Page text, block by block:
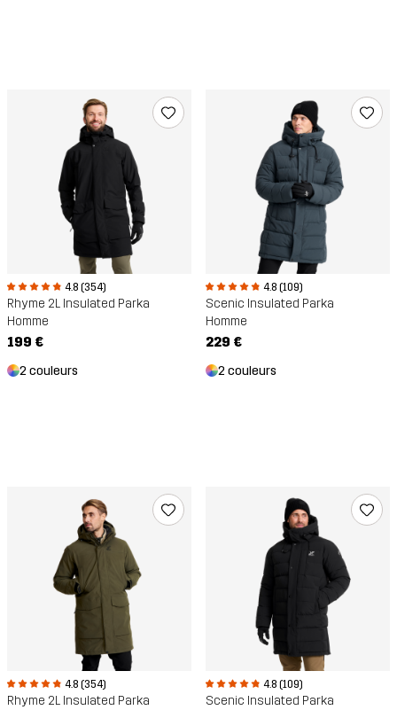
4.8 (354)
Rhyme 2L Insulated Parka
Homme
199 €
2 couleurs
4.8 (109)
Scenic Insulated Parka
Homme
229 €
2 couleurs
4.8 (354)
Rhyme 2L Insulated Parka
4.8 (109)
Scenic Insulated Parka